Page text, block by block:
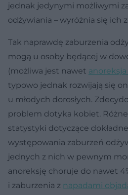
jednak jedynymi możliwymi
odżywiania – wyróżnia się ich
Tak naprawdę zaburzenia
mogą u osoby będącej w
(możliwa jest nawet
typowo jednak rozwijają się
u młodych dorosłych.
problem dotyka kobiet.
statystyki dotyczące
występowania zaburzeń
jednych z nich w pewnym
anoreksję choruje do nawet
i zaburzenia z napadami